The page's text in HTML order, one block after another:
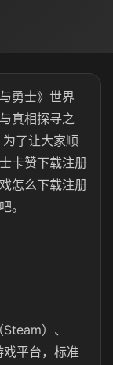
勇士》世界
真相探寻之
了让大家顺
卡赞下载注册
怎么下载注册
。
）、
平台，标准